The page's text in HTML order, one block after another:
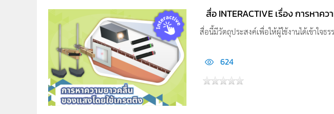
สื่อ INTERACTIVE เรื่อง การหา
สื่อนี้มีวัตถุประสงค์เพื่อให้ผู้ใช้งานได้เข้าใจธ
624